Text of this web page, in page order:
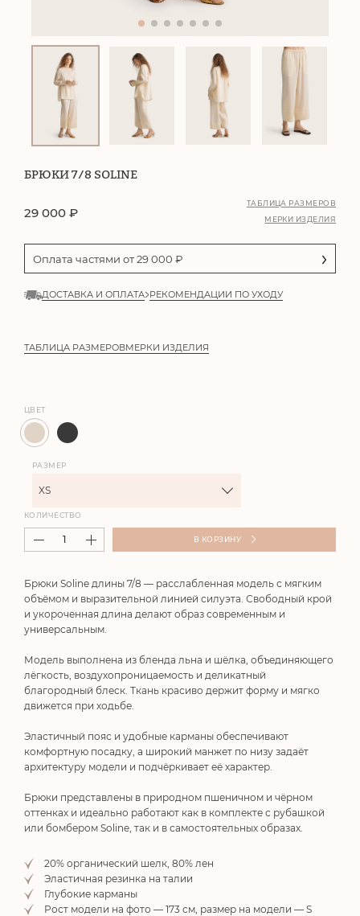
БРЮКИ 7/8 SOLINE
29 000 ₽
ТАБЛИЦА РАЗМЕРОВ
МЕРКИ ИЗДЕЛИЯ
Оплата частями от29 000 ₽
ДОСТАВКА И ОПЛАТА РЕКОМЕНДАЦИИ ПО УХОДУ
ТАБЛИЦА РАЗМЕРОВМЕРКИ ИЗДЕЛИЯ
Брюки Soline длины 7/8 — расслабленная модель с мягким
объёмом и выразительной линией силуэта. Свободный крой
и укороченная длина делают образ современным и
универсальным.
Модель выполнена из бленда льна и шёлка, объединяющего
лёгкость, воздухопроницаемость и деликатный
благородный блеск. Ткань красиво держит форму и мягко
движется при ходьбе.
Эластичный пояс и удобные карманы обеспечивают
комфортную посадку, а широкий манжет по низу задаёт
архитектуру модели и подчёркивает её характер.
Брюки представлены в природном пшеничном и чёрном
оттенках и идеально работают как в комплекте с рубашкой
или бомбером Soline , так и в самостоятельных образах.
20% органический шелк, 80% лен
Эластичная резинка на талии
Глубокие карманы
Рост модели на фото — 173 см, размер на модели — S
ЦВЕТ
РАЗМЕР
XS
КОЛИЧЕСТВО
В КОРЗИНУ